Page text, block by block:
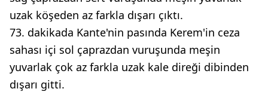
uzak köşeden az farkla dışarı çıktı.
73. dakikada Kante'nin pasında Kerem'in ceza
sahası içi sol çaprazdan vuruşunda meşin
yuvarlak çok az farkla uzak kale direği dibinden
dışarı gitti.